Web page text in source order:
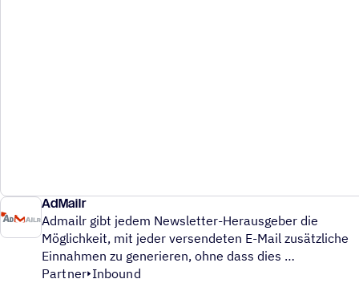
AdMailr
Admailr gibt jedem Newsletter-Herausgeber die
Möglichkeit, mit jeder versendeten E-Mail zusätzliche
Einnahmen zu generieren, ohne dass dies
Partner Inbound